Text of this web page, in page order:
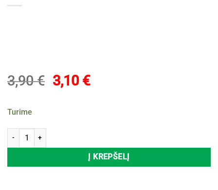
3,90€ Original
3,10 €Current
Turime
produkto kiekis: Dantų pasta su dozatoriumi TRUESMILE 4D WHITE
Į KREPŠELĮ